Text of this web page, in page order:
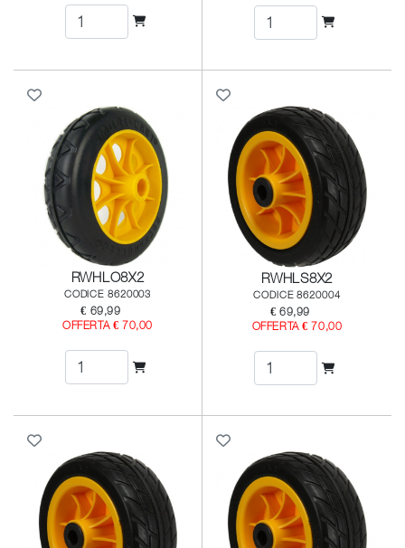
RWHLO8X2
CODICE 8620003
€ 69,99
OFFERTA € 70,00
RWHLS8X2
CODICE 8620004
€ 69,99
OFFERTA € 70,00